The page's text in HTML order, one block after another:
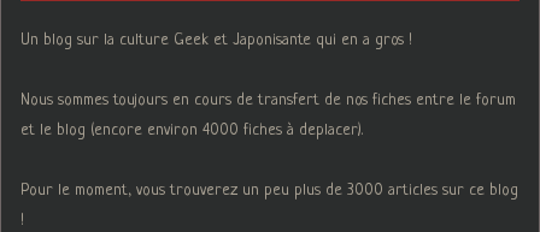
Un blog sur la culture Geek et Japonisante qui en a gros !
Nous sommes toujours en cours de transfert de nos fiches entre le forum
et le blog (encore environ 4000 fiches à deplacer).
Pour le moment, vous trouverez un peu plus de 3000 articles sur ce blog
!